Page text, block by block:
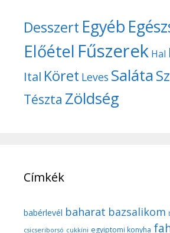
Desszert Egyéb
Előétel Fűszerek Hal
Ital Köret Leves Saláta
Tészta Zöldség
Címkék
babérlevél baharat bazsalikom
csicseriborsó cukkíni egyiptomi konyha